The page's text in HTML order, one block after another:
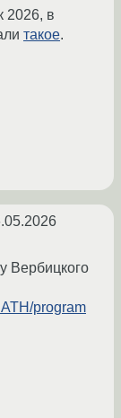
2026, в
такое.
Вербицкого
program